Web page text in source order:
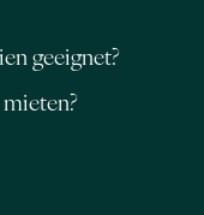
geeignet?